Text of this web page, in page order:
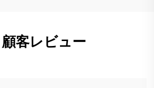
顧客レビュー